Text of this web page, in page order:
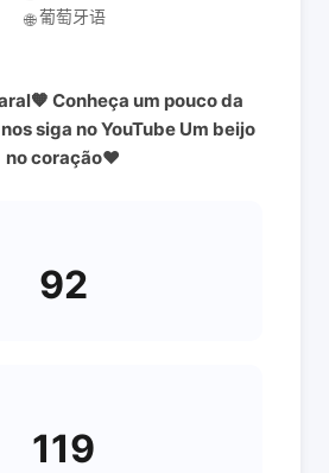
🌐 葡萄牙语
Conheça um pouco da
siga no YouTube Um beijo
no coração❤️
92
119